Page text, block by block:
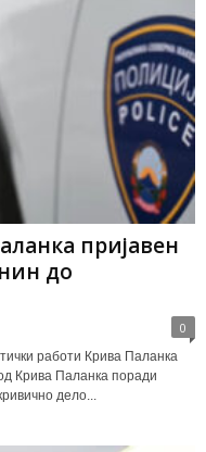
пријавен
до
0
работи Крива Паланка
Крива Паланка поради
дело...